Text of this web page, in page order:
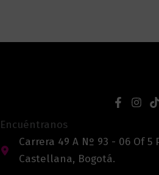
Encuéntranos
Carrera 49 A Nº 93 - 06 Of 5
Castellana, Bogotá.